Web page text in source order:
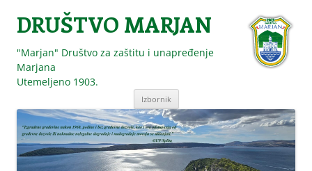
DRUŠTVO MARJAN
"Marjan" Društvo za zaštitu i unapređenje
Marjana
Utemeljeno 1903.
Izbornik Skoči
sadržaja